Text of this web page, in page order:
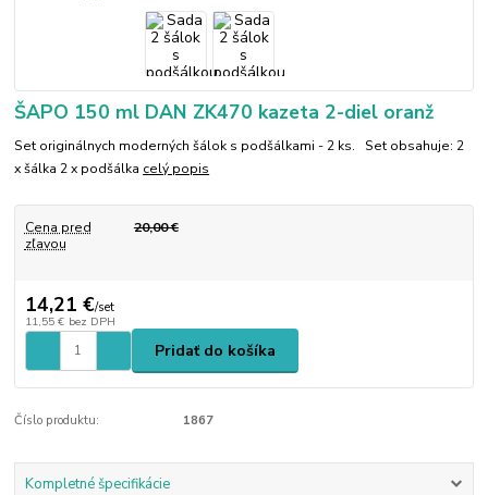
ŠAPO 150 ml DAN ZK470 kazeta 2-diel oranž
Set originálnych moderných šálok s podšálkami - 2 ks. Set obsahuje: 2
x šálka 2 x podšálka celý popis
Cena pred
zľavou
20,00 €
14,21 €/set
11,55 € bez DPH
Pridať do košíka
Číslo produktu: 1867
Kompletné špecifikácie